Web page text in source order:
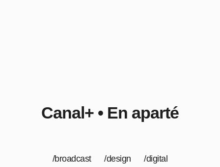
Canal+ • En aparté
/broadcast /design /digital